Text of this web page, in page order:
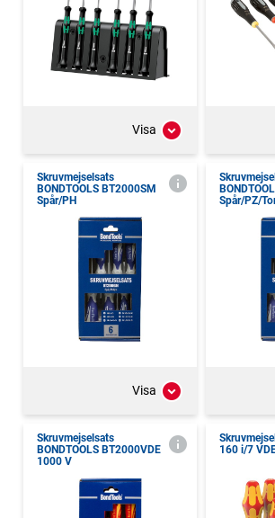
Visa
Skruvmejselsats
BONDTOOLS BT2000SM
Spår/PH
Visa
Spår/PZ/
Skruvmejselsats
BONDTOOLS BT2000VDE
1000 V
160 i/7